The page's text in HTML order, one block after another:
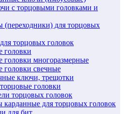
с торцовыми головками и
(переходники) для торцовых
торцовых головок
головки
головки многоразмерные
головки свечные
ключи, трещотки
головки
торцовых головок
для торцовых головок